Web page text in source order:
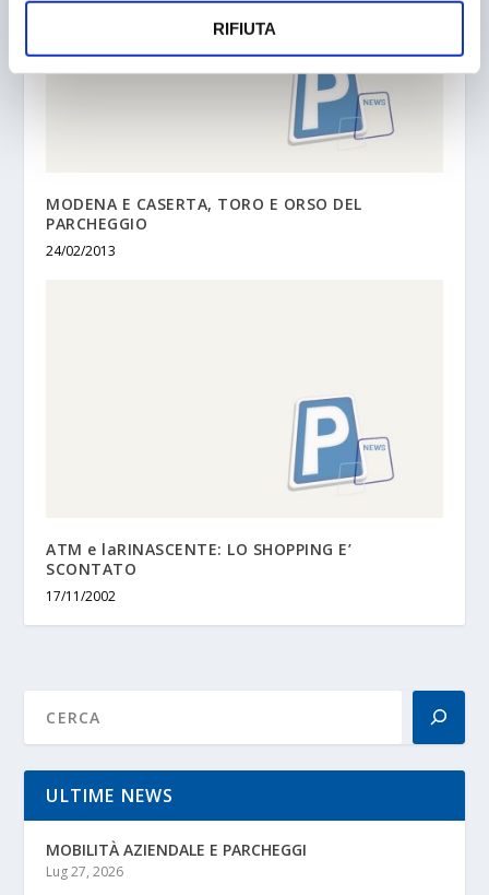
RIFIUTA
MODENA E CASERTA, TORO E ORSO DEL
PARCHEGGIO
24/02/2013
ATM e laRINASCENTE: LO SHOPPING E’
SCONTATO
17/11/2002
ULTIME NEWS
MOBILITÀ AZIENDALE E PARCHEGGI
Lug 27, 2026